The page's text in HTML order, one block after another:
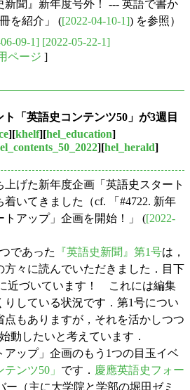
新聞』新年度号外！ --- 英語で書か
を紹介」 ([2022-04-10-1]) を参照）
09-1] [2022-05-22-1]
ページ ]
ト「英語史コンテンツ50」が3週目
][khelf][hel_education]
][hel_herald]
げた新年度企画「英語史スタート
いてきました（cf. 「#4722. 新年
トアップ」企画を開始！」 ([2022-
であった
『英語史新聞』第1号は，
方々に読んでいただきました．目下
近づいています！ これには編集
りしている状況です．第1号につい
点もありますが，それを活かしつつ
動したいと考えています．
ップ」企画のもう1つの目玉イベ
テンツ50」 です． 慶應英語史フォー
ー（主に大学院と学部の堀田ゼミ